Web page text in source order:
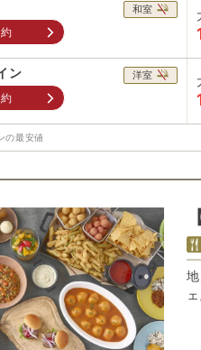
和室
ン 洋室
の最安値